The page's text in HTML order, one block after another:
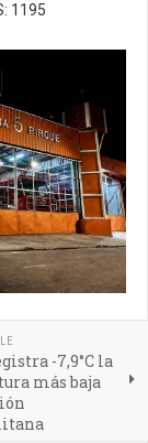
1195
-7,9°C la
más baja